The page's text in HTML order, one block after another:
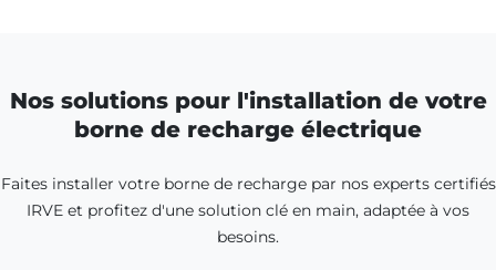
Nos solutions pour l'installation de votre
borne de recharge électrique
Faites installer votre borne de recharge par nos experts certifiés
IRVE et profitez d'une solution clé en main, adaptée à vos
besoins.